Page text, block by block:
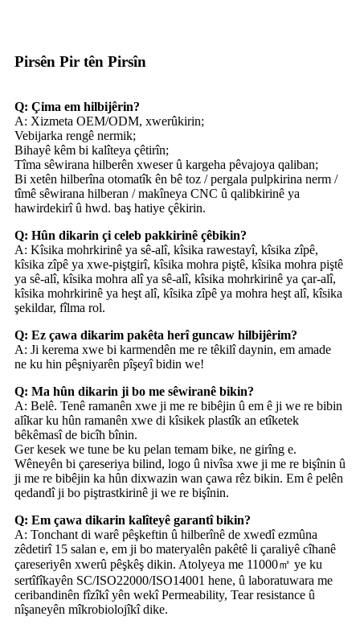
Pirsên Pir tên Pirsîn
Q: Çima em hilbijêrin?
A: Xizmeta OEM/ODM, xwerûkirin;
Vebijarka rengê nermik;
Bihayê kêm bi kalîteya çêtirîn;
Tîma sêwirana hilberên xweser û kargeha pêvajoya qaliban;
Bi xetên hilberîna otomatîk ên bê toz / pergala pulpkirina nerm /
tîmê sêwirana hilberan / makîneya CNC û qalibkirinê ya
hawirdekirî û hwd. baş hatiye çêkirin.
Q: Hûn dikarin çi celeb pakkirinê çêbikin?
A: Kîsika mohrkirinê ya sê-alî, kîsika rawestayî, kîsika zîpê,
kîsika zîpê ya xwe-piştgirî, kîsika mohra piştê, kîsika mohra piştê
ya sê-alî, kîsika mohra alî ya sê-alî, kîsika mohrkirinê ya çar-alî,
kîsika mohrkirinê ya heşt alî, kîsika zîpê ya mohra heşt alî, kîsika
şekildar, fîlma rol.
Q: Ez çawa dikarim pakêta herî guncaw hilbijêrim?
A: Ji kerema xwe bi karmendên me re têkilî daynin, em amade
ne ku hin pêşniyarên pîşeyî bidin we!
Q: Ma hûn dikarin ji bo me sêwiranê bikin?
A: Belê. Tenê ramanên xwe ji me re bibêjin û em ê ji we re bibin
alîkar ku hûn ramanên xwe di kîsikek plastîk an etîketek
bêkêmasî de bicîh bînin.
Ger kesek we tune be ku pelan temam bike, ne girîng e.
Wêneyên bi çareseriya bilind, logo û nivîsa xwe ji me re bişînin û
ji me re bibêjin ka hûn dixwazin wan çawa rêz bikin. Em ê pelên
qedandî ji bo piştrastkirinê ji we re bişînin.
Q: Em çawa dikarin kalîteyê garantî bikin?
A: Tonchant di warê pêşkeftin û hilberînê de xwedî ezmûna
zêdetirî 15 salan e, em ji bo materyalên pakêtê li çaraliyê cîhanê
çareseriyên xwerû pêşkêş dikin. Atolyeya me 11000㎡ ye ku
sertîfîkayên SC/ISO22000/ISO14001 hene, û laboratuwara me
ceribandinên fîzîkî yên wekî Permeability, Tear resistance û
nîşaneyên mîkrobiolojîkî dike.